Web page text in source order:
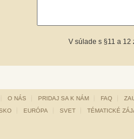
V súlade s §11 a 12
O NÁS PRIDAJ SA K NÁM FAQ
EURÓPA SVET TÉMATICKÉ